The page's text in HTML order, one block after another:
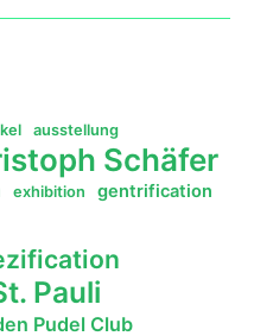
ausstellung
Schäfer
exhibition gentrification
Pauli
Pudel Club